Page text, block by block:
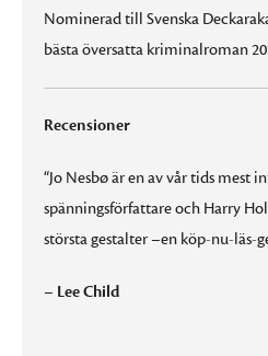
Nominerad till Svenska
bästa översatta kriminalroman
Recensioner
“Jo Nesbø är en av vår tids mest
spänningsförfattare och Harry
största gestalter –en köp-nu-läs-
– Lee Child